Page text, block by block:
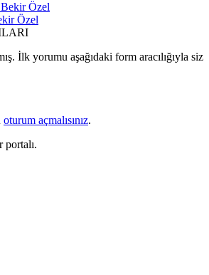
Özel
İlk yorumu aşağıdaki form aracılığıyla siz
oturum açmalısınız.
portalı.